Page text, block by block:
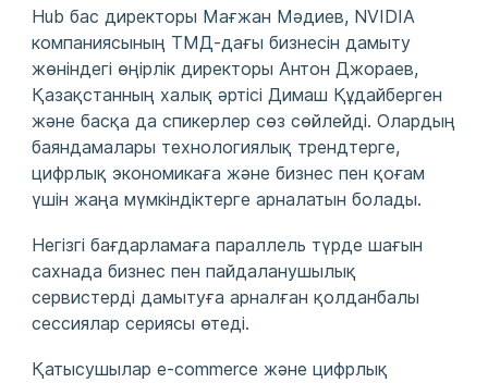
Hub бас директоры Мағжан Мәдиев, NVIDIA
компаниясының ТМД-дағы бизнесін дамыту
жөніндегі өңірлік директоры Антон Джораев,
Қазақстанның халық әртісі Димаш Құдайберген
және басқа да спикерлер сөз сөйлейді. Олардың
баяндамалары технологиялық трендтерге,
цифрлық экономикаға және бизнес пен қоғам
үшін жаңа мүмкіндіктерге арналатын болады.
Негізгі бағдарламаға параллель түрде шағын
сахнада бизнес пен пайдаланушылық
сервистерді дамытуға арналған қолданбалы
сессиялар сериясы өтеді.
Қатысушылар e-commerce және цифрлық